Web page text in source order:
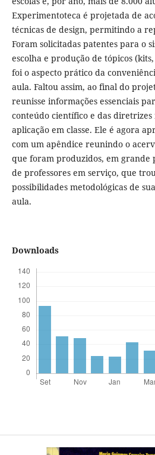
Experimentoteca é projetada de
técnicas de design, permitindo a
Foram solicitadas patentes para o
escolha e produção de tópicos
foi o aspecto prático da
aula. Faltou assim, ao final do
reunisse informações essenciais
conteúdo científico e das diretrizes
aplicação em classe. Ele é agora
com um apêndice reunindo o
que foram produzidos, em grande
de professores em serviço, que
possibilidades metodológicas de
aula.
Downloads